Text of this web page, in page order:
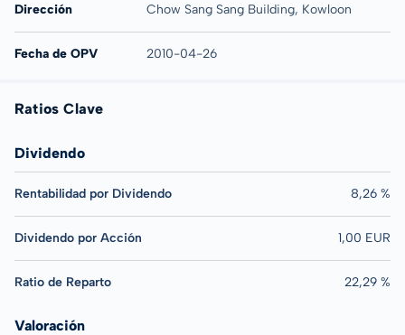
Dirección Chow Sang Sang Building, Kowloon
Fecha de OPV 2010-04-26
Ratios Clave
Dividendo
Rentabilidad por Dividendo 8,26 %
Dividendo por Acción 1,00 EUR
Ratio de Reparto 22,29 %
Valoración